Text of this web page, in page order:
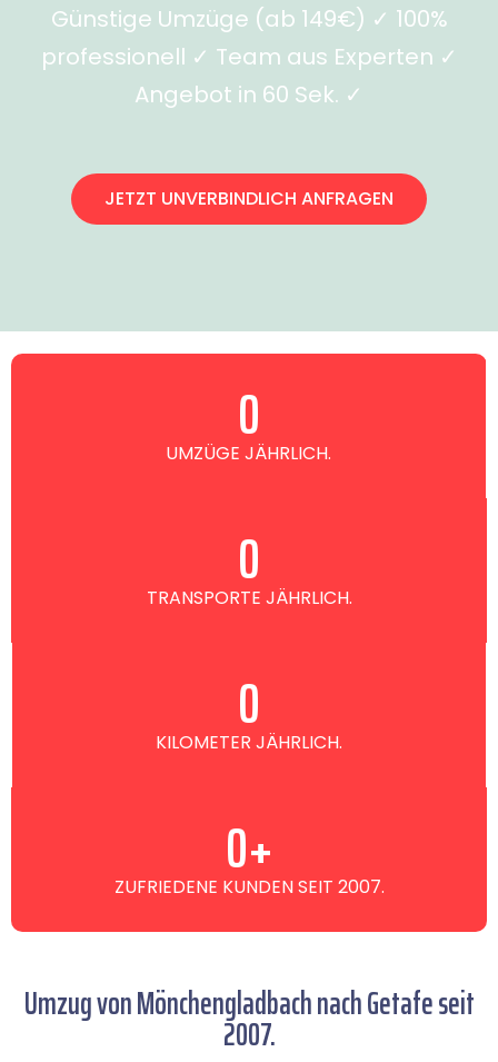
Günstige Umzüge (ab 149€) ✓ 100%
professionell ✓ Team aus Experten ✓
Angebot in 60 Sek. ✓
JETZT UNVERBINDLICH ANFRAGEN
UMZÜGE JÄHRLICH.
0
TRANSPORTE JÄHRLICH.
0
KILOMETER JÄHRLICH.
0
ZUFRIEDENE KUNDEN SEIT 2007.
0+
Umzug von Mönchengladbach nach Getafe seit
2007.